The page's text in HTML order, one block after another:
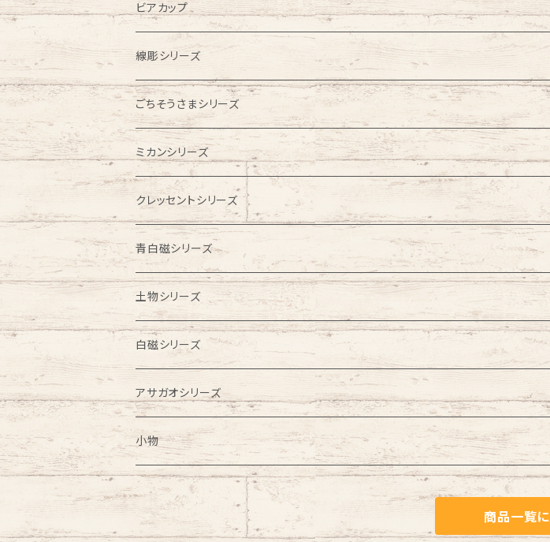
ビアカップ
線彫シリーズ
ビアカップ
フリーカップ
お茶碗
お皿
鉢
ラーメン鉢
こども食器
お食い初めセット
蕎麦猪口
カップ＆ソーサー
酒器
ごちそうさまシリーズ
こども食器
お食い初めセット
お皿
浅鉢
お茶碗
汁碗
湯飲み
はし置き
ミカンシリーズ
お皿
お茶碗
鉢
フリーカップ
蕎麦猪口
カップ＆ソーサー
はし置き
風鈴
クレッセントシリーズ
皿
豆皿
青白磁シリーズ
ビアカップ
土物シリーズ
ビアカップ
お皿
はし置き
白磁シリーズ
フリーカップ
蕎麦猪口
ゴブレット
花瓶
アサガオシリーズ
ビアカップ
フリーカップ
風鈴
小物
クリスマスオーナメント
鏡餅
商品一覧